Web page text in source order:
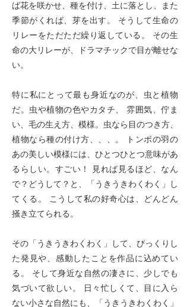
ば花を咲かせ、種を付け、土に落とし、また
季節がくれば、芽を出す。 そうして生命の
リレーをただただ繰り返している。 その生
命の大リレーが、ドラマチックで目が離せな
い。
特に私にとって最も身近なのが、虫と植物
だ。虫や植物の色やカタチ、 雰囲気、佇ま
い、毛の生え方、模様。虫なら目のつき方、
植物なら種の付け方、、、。 トンボの羽の
あの美しい模様には、ひとつひとつ意味があ
るらしい。すごい！ 見れば見るほど、なん
で？どうして？と、「うきうきわくわく」し
てくる。 こうして私の好奇心は、どんどん
掻き立てられる。
その「うきうきわくわく」して、びっくりし
た発見や、感動したことを作品に込めてい
る。 そして身近な自然の凄さに、少しでも
気づいて欲しい。 日々忙しくて、目に入ら
ない小さな自然にも、「うきうきわくわく」